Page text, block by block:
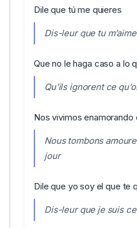
Dile que tú me quieres
Dis-leur que tu
Que no le haga caso a lo
Qu’ils ignorent ce
Nos vivimos enamorando
Nous tombons
jour
Dile que yo soy el que te
Dis-leur que je suis